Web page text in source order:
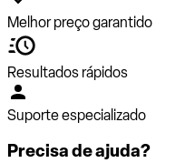
Melhor preço garantido
Resultados rápidos
Suporte especializado
Precisa de ajuda?